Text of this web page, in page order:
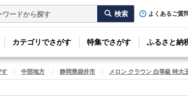
よくあるご質
カテゴリでさがす 特集でさがす ふるさと納
す 中部地方 静岡県袋井市 メロン クラウン 白等級 特大